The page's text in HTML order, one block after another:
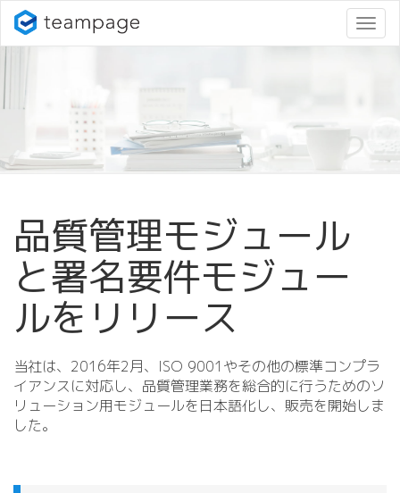
ナ
ビ
品質管理モジュール
と署名要件モジュー
ルをリリース
当社は、2016年2月、ISO 9001やその他の標準コンプラ
イアンスに対応し、品質管理業務を総合的に行うためのソ
リューション用モジュールを日本語化し、販売を開始しま
した。